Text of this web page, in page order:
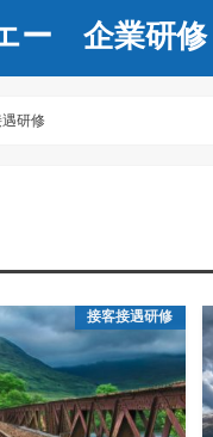
ー 企業研修
研修
接客接遇研修